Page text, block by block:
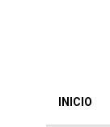
INICIO